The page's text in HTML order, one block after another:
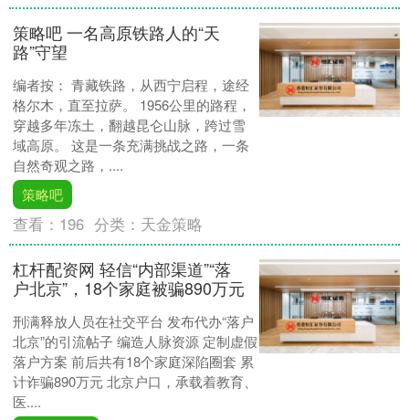
策略吧 一名高原铁路人的“天
路”守望
编者按： 青藏铁路，从西宁启程，途经
格尔木，直至拉萨。 1956公里的路程，
穿越多年冻土，翻越昆仑山脉，跨过雪
域高原。 这是一条充满挑战之路，一条
自然奇观之路，....
策略吧
查看： 196 分类： 天金策略
杠杆配资网 轻信“内部渠道”“落
户北京”，18个家庭被骗890万元
刑满释放人员在社交平台 发布代办“落户
北京”的引流帖子 编造人脉资源 定制虚假
落户方案 前后共有18个家庭深陷圈套 累
计诈骗890万元 北京户口，承载着教育、
医....